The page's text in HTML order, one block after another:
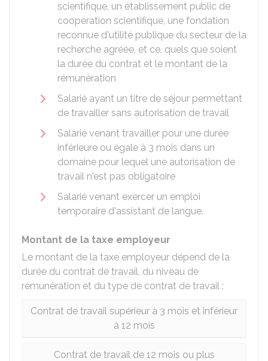
scientifique, un établissement public de
coopération scientifique, une fondation
reconnue d'utilité publique du secteur de la
recherche agréée, et ce, quels que soient
la durée du contrat et le montant de la
rémunération
Salarié ayant un titre de séjour permettant
de travailler sans autorisation de travail
Salarié venant travailler pour une durée
inférieure ou égale à 3 mois dans un
domaine pour lequel une autorisation de
travail n'est pas obligatoire
Salarié venant exercer un emploi
temporaire d'assistant de langue.
Montant de la taxe employeur
Le montant de la taxe employeur dépend de la
durée du contrat de travail, du niveau de
rémunération et du type de contrat de travail :
Contrat de travail supérieur à 3 mois et inférieur
à 12 mois
Contrat de travail de 12 mois ou plus